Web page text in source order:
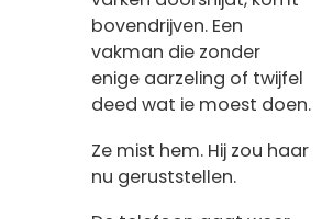
bovendrijven. Een
vakman die zonder
enige aarzeling of twijfel
deed wat ie moest doen.
Ze mist hem. Hij zou haar
nu geruststellen.